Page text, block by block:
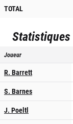
TOTAL
Statistiques
Joueur
R. Barrett
S. Barnes
J. Poeltl